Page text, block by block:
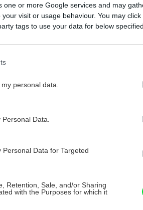
one or more Google services and may
visit or usage behaviour. You may
tags to use your data for below
personal data.
Data.
Data for Targeted
Retention, Sale, and/or Sharing
with the Purposes for which it